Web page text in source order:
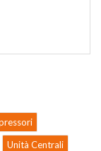
Unità Centrali